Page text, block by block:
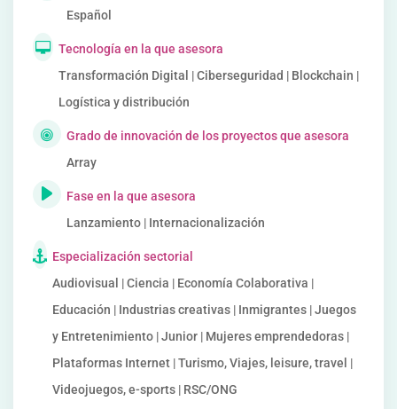
Español
Tecnología en la que asesora
Transformación Digital | Ciberseguridad | Blockchain |
Logística y distribución
Grado de innovación de los proyectos que asesora
Array
Fase en la que asesora
Lanzamiento | Internacionalización
Especialización sectorial
Audiovisual | Ciencia | Economía Colaborativa |
Educación | Industrias creativas | Inmigrantes | Juegos
y Entretenimiento | Junior | Mujeres emprendedoras |
Plataformas Internet | Turismo, Viajes, leisure, travel |
Videojuegos, e-sports | RSC/ONG